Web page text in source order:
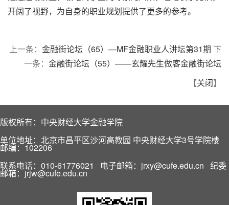
开阔了视野，为自身的职业规划提供了更多的参考。
上一条： 金融街论坛（65）—MF金融职业人讲坛第31期 下
一条： 金融街论坛（55）——玄耀先生做客金融街论坛
【关闭】
版权所有：中央财经大学金融学院
单位地址：北京市昌平区沙河高教园 中央财经大学3号学院楼
邮编：102206
联系电话：010-61776021 电子邮箱：jrxy@cufe.edu.cn 纪委
邮箱：jrjw@cufe.edu.cn